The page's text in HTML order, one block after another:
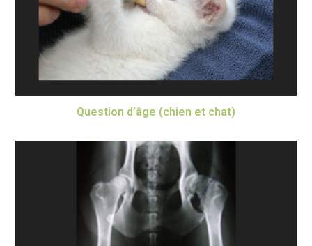
Question d’âge (chien et chat)